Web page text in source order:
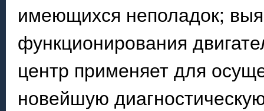
имеющихся неполадок;
функционирования
центр применяет для
новейшую